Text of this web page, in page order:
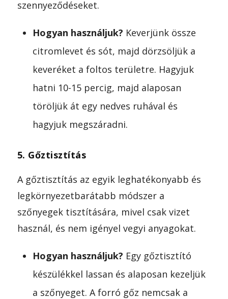
szennyeződéseket.
Hogyan használjuk? Keverjünk össze
citromlevet és sót, majd dörzsöljük a
keveréket a foltos területre. Hagyjuk
hatni 10-15 percig, majd alaposan
töröljük át egy nedves ruhával és
hagyjuk megszáradni.
5. Gőztisztítás
A gőztisztítás az egyik leghatékonyabb és
legkörnyezetbarátabb módszer a
szőnyegek tisztítására, mivel csak vizet
használ, és nem igényel vegyi anyagokat.
Hogyan használjuk? Egy gőztisztító
készülékkel lassan és alaposan kezeljük
a szőnyeget. A forró gőz nemcsak a